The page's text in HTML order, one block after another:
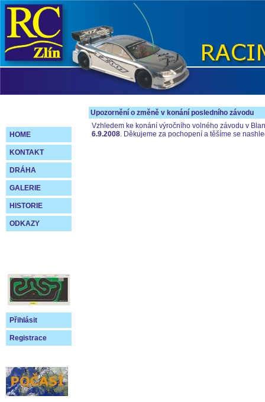
HOME
KONTAKT
DRÁHA
GALERIE
HISTORIE
ODKAZY
Přihlásit
Registrace
Upozornění o změně v konání posledního závodu
Vzhledem ke konání výročního volného závodu v
6.9.2008. Děkujeme za pochopení a těšíme se